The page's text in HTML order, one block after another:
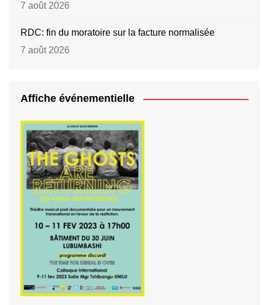
7 août 2026
RDC: fin du moratoire sur la facture normalisée
7 août 2026
Affiche événementielle